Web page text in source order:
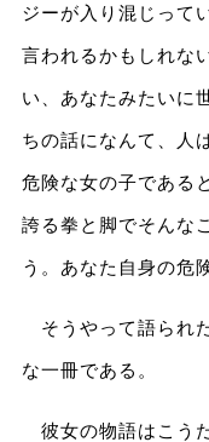
ジーが入り混じって
言われるかもしれな
い、あなたみたいに
ちの話になんて、人
危険な女の子である
誇る拳と脚でそんな
う。あなた自身の危
そうやって語られ
な一冊である。
彼女の物語はこう